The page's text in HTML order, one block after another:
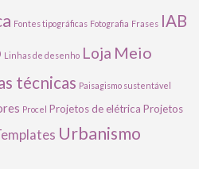
Fontes tipográficas Fotografia Frases IAB
Linhas de desenho Loja Meio
técnicas Paisagismo sustentável
Procel Projetos de elétrica Projetos
Urbanismo